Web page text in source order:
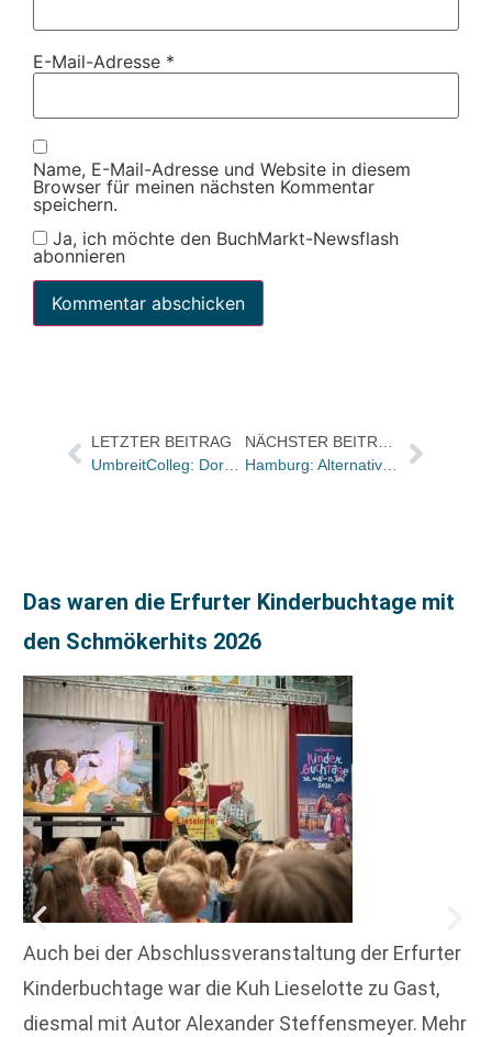
E-Mail-Adresse *
Name, E-Mail-Adresse und Website in diesem
Browser für meinen nächsten Kommentar
speichern.
Ja, ich möchte den BuchMarkt-Newsflash
abonnieren
LETZTER BEITRAG
UmbreitColleg: Dorothea Redeker mit Seminarreihe zum Rechnungsgeschäft
Das waren die Erfurter Kinderbuchtage mit
den Schmökerhits 2026
Auch bei der Abschlussveranstaltung der Erfurter
Kinderbuchtage war die Kuh Lieselotte zu Gast,
diesmal mit Autor Alexander Steffensmeyer. Mehr